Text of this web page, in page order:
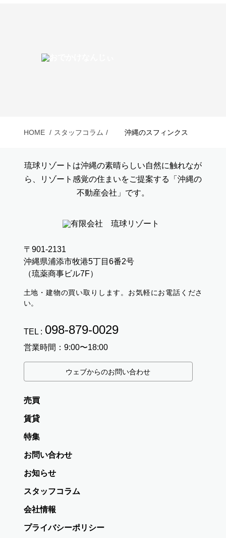
HOME スタッフコラム 沖縄のスフィンクス
琉球リゾートは沖縄の素晴らしい自然に触れなが
ら、リゾート感覚の住まいをご提案する「沖縄の
不動産会社」です。
〒901-2131
沖縄県浦添市牧港5丁目6番2号
（琉薬商事ビル7F）
土地・建物の買い取りします。お気軽にお電話くださ
い。
TEL : 098-879-0029
営業時間：9:00〜18:00
ウェブからのお問い合わせ
売買
賃貸
特集
お問い合わせ
お知らせ
スタッフコラム
会社情報
プライバシーポリシー